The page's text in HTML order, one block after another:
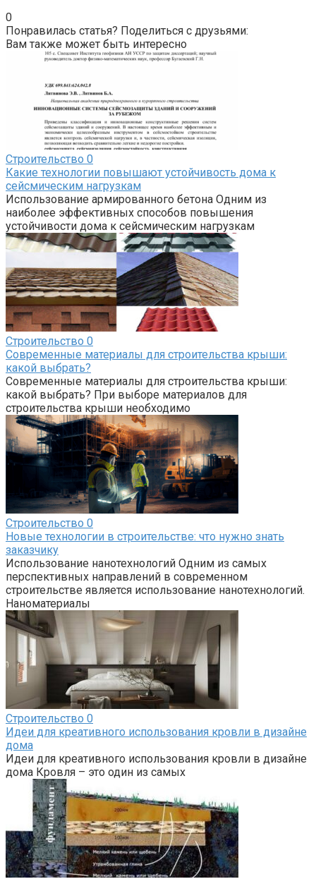
0
Понравилась статья? Поделиться с друзьями:
Вам также может быть интересно
Строительство 0
Какие технологии повышают устойчивость дома к
сейсмическим нагрузкам
Использование армированного бетона Одним из
наиболее эффективных способов повышения
устойчивости дома к сейсмическим нагрузкам
Строительство 0
Современные материалы для строительства крыши:
какой выбрать?
Современные материалы для строительства крыши:
какой выбрать? При выборе материалов для
строительства крыши необходимо
Строительство 0
Новые технологии в строительстве: что нужно знать
заказчику
Использование нанотехнологий Одним из самых
перспективных направлений в современном
строительстве является использование нанотехнологий.
Наноматериалы
Строительство 0
Идеи для креативного использования кровли в дизайне
дома
Идеи для креативного использования кровли в дизайне
дома Кровля – это один из самых